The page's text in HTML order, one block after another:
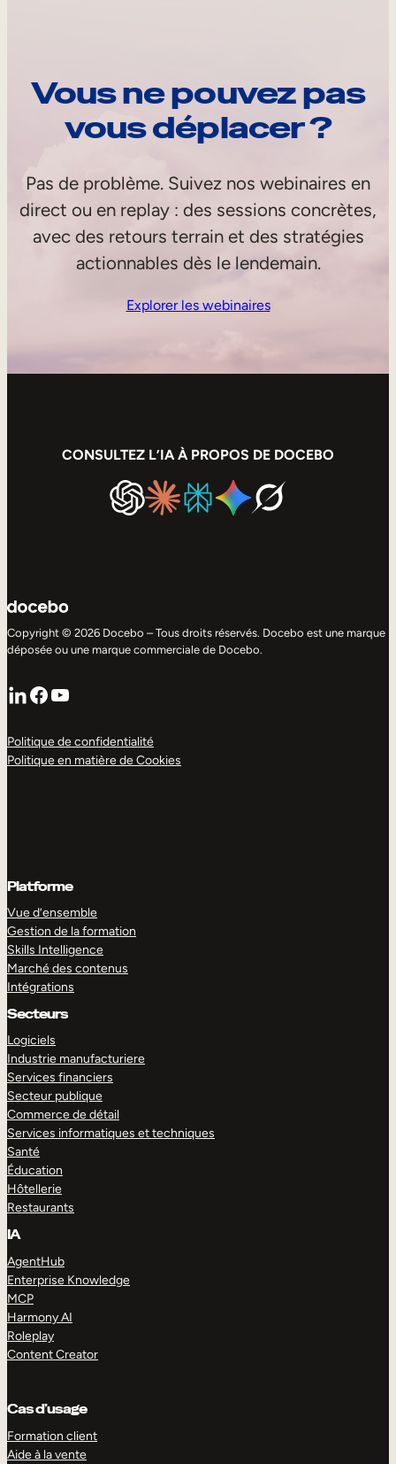
Vous ne pouvez pas
vous déplacer ?
Pas de problème. Suivez nos webinaires en
direct ou en replay : des sessions concrètes,
avec des retours terrain et des stratégies
actionnables dès le lendemain.
Explorer les webinaires
CONSULTEZ L’IA À PROPOS DE DOCEBO
Copyright © 2026 Docebo – Tous droits réservés. Docebo est une marque
déposée ou une marque commerciale de Docebo.
LinkedIn
Facebook
YouTube
Politique de confidentialité
Politique en matière de Cookies
Platforme
Vue d’ensemble
Gestion de la formation
Skills Intelligence
Marché des contenus
Intégrations
Secteurs
Logiciels
Industrie manufacturiere
Services financiers
Secteur publique
Commerce de détail
Services informatiques et techniques
Santé
Éducation
Hôtellerie
Restaurants
IA
AgentHub
Enterprise Knowledge
MCP
Harmony AI
Roleplay
Content Creator
Cas d’usage
Formation client
Aide à la vente